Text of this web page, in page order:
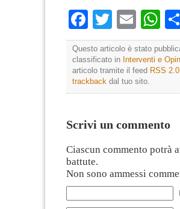
Facebook
TwitterEmail
Questo articolo è stato
classificato in Interventi e
articolo tramite il feed RSS 2.0
trackback dal tuo sito.
Scrivi un commento
Ciascun commento potrà
battute.
Non sono ammessi